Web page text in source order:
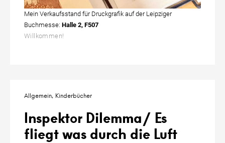
Mein Verkaufsstand für Druckgrafik auf der Leipziger
Buchmesse: Halle 2, F507
Willkommen!
Allgemein Kinderbücher
Inspektor Dilemma/ Es
fliegt was durch die Luft